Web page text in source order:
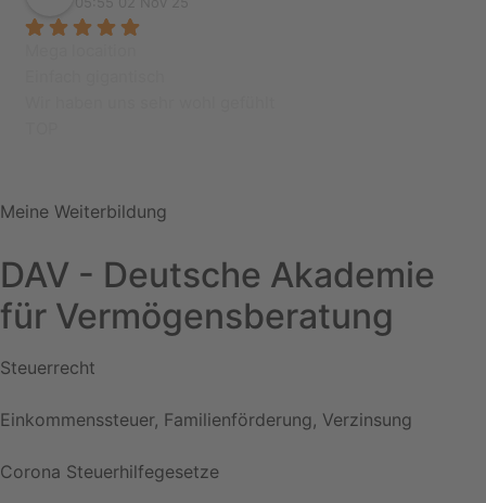
Meine Weiterbildung
DAV - Deutsche Akademie
für Vermögensberatung
Steuerrecht
Einkommenssteuer, Familienförderung, Verzinsung
Corona Steuerhilfegesetze